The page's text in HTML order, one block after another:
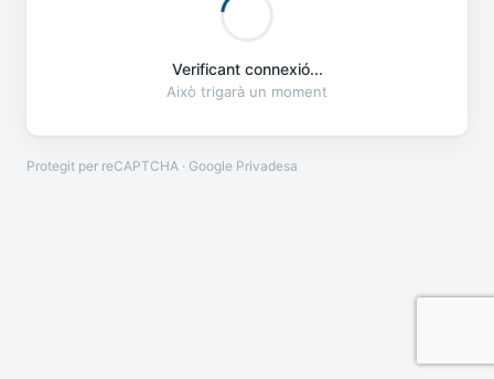
Verificant connexió...
Això trigarà un moment
Protegit per reCAPTCHA · Google Privadesa